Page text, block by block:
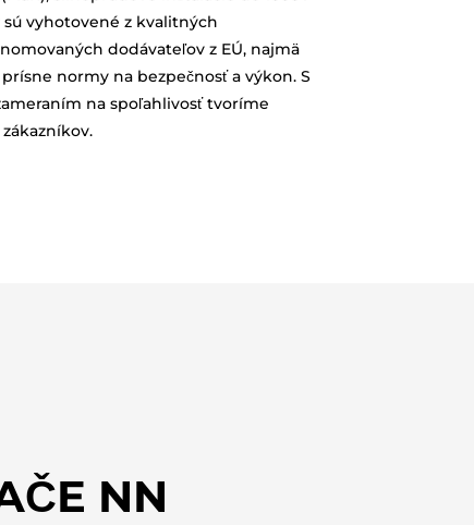
vyhotovené z kvalitných
dodávateľov z EÚ, najmä
normy na bezpečnosť a výkon. S
na spoľahlivosť tvoríme
NN